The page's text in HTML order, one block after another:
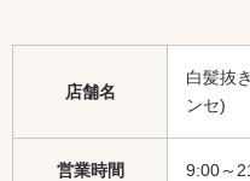
店舗名
白髪抜
ンセ)
営業時間 9:00～